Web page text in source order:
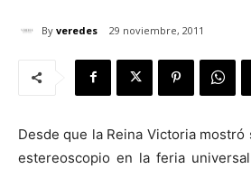
By veredes 29 noviembre, 2011
Desde que la Reina Victoria
estereoscopio en la feria